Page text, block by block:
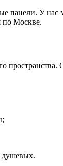
панели. У
по Москве.
душевых.